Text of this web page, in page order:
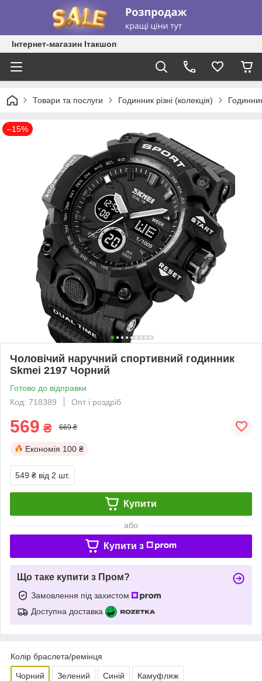
Інтернет-магазин Ітакшоп
Товари та послуги Годинник різні (колекція)
–15%
Чоловічий наручний спортивний годинник
Skmei 2197 Чорний
Готово до відправки
Код: 718389
Опт і роздріб
569 ₴ 669 ₴
Економія 100 ₴
549 ₴ від 2 шт.
Купити
або
Купити з
Що таке купити з Пром?
Замовлення під захистом
Доступна доставка
Колір браслета/ремінця
Чорний Зелений Синій Камуфляж